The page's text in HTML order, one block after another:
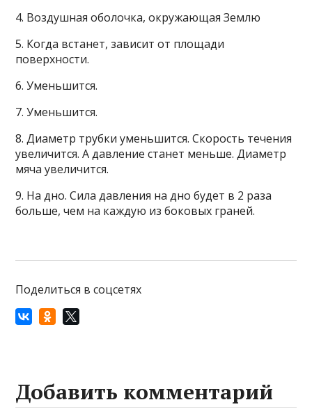
4. Воздушная оболочка, окружающая Землю
5. Когда встанет, зависит от площади
поверхности.
6. Уменьшится.
7. Уменьшится.
8. Диаметр трубки уменьшится. Скорость течения
увеличится. А давление станет меньше. Диаметр
мяча увеличится.
9. На дно. Сила давления на дно будет в 2 раза
больше, чем на каждую из боковых граней.
Поделиться в соцсетях
Добавить комментарий